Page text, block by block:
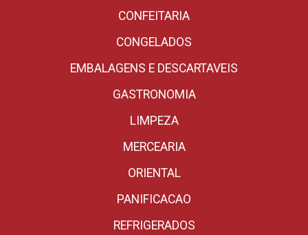
CONFEITARIA
CONGELADOS
EMBALAGENS E DESCARTAVEIS
GASTRONOMIA
LIMPEZA
MERCEARIA
ORIENTAL
PANIFICACAO
REFRIGERADOS